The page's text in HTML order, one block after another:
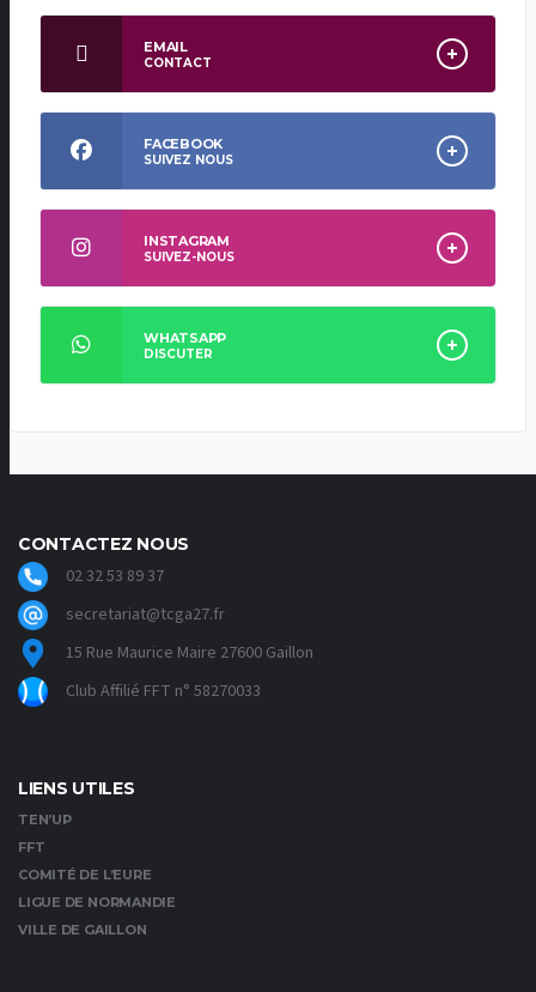
EMAIL
CONTACT
FACEBOOK
SUIVEZ NOUS
INSTAGRAM
SUIVEZ-NOUS
WHATSAPP
DISCUTER
CONTACTEZ NOUS
02 32 53 89 37
secretariat@tcga27.fr
15 Rue Maurice Maire 27600 Gaillon
Club Affilié FFT n° 58270033
LIENS UTILES
TEN’UP
FFT
COMITÉ DE L’EURE
LIGUE DE NORMANDIE
VILLE DE GAILLON